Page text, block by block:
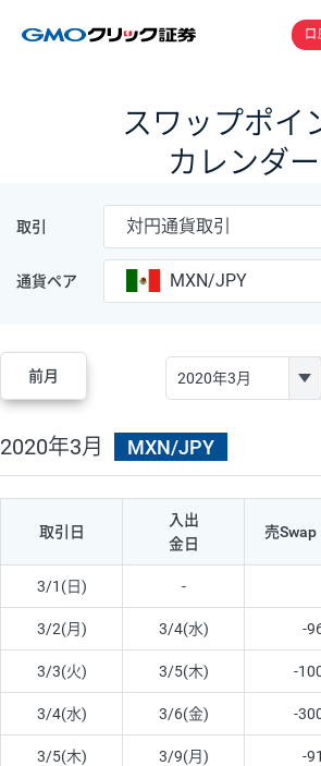
口
スワップポイ
カレンダー
取引 対円通貨取引
通貨ペア MXN/JPY
前月
2020年3月 MXN/JPY
取引日
入出
金日
売Swap
3/1(日) -
3/2(月) 3/4(水) -
3/3(火) 3/5(木) -
3/4(水) 3/6(金) -
3/5(木) 3/9(月) -91